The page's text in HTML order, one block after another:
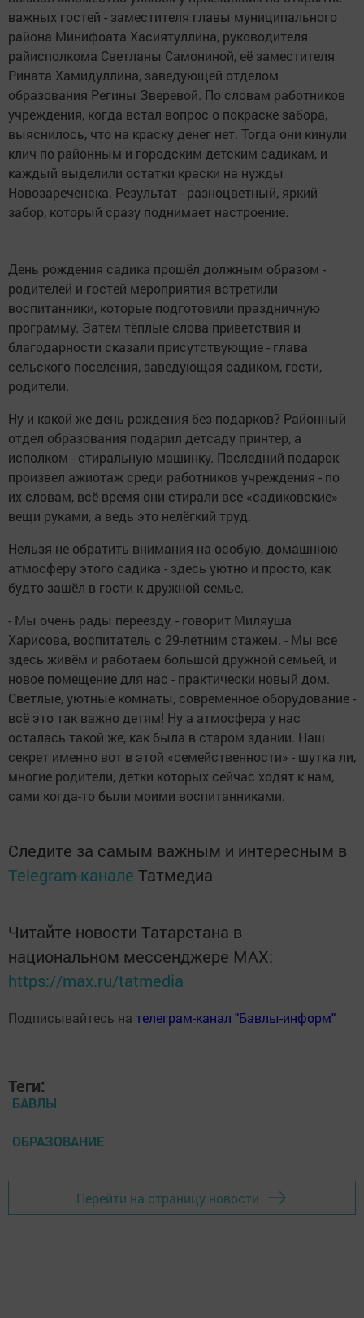
важных гостей - заместителя главы муниципального
района Минифоата Хасиятуллина, руководителя
райисполкома Светланы Самониной, её заместителя
Рината Хамидуллина, заведующей отделом
образования Регины Зверевой. По словам работников
учреждения, когда встал вопрос о покраске забора,
выяснилось, что на краску денег нет. Тогда они кинули
клич по районным и городским детским садикам, и
каждый выделили остатки краски на нужды
Новозареченска. Результат - разноцветный, яркий
забор, который сразу поднимает настроение.
День рождения садика прошёл должным образом -
родителей и гостей мероприятия встретили
воспитанники, которые подготовили праздничную
программу. Затем тёплые слова приветствия и
благодарности сказали присутствующие - глава
сельского поселения, заведующая садиком, гости,
родители.
Ну и какой же день рождения без подарков? Районный
отдел образования подарил детсаду принтер, а
исполком - стиральную машинку. Последний подарок
произвел ажиотаж среди работников учреждения - по
их словам, всё время они стирали все «садиковские»
вещи руками, а ведь это нелёгкий труд.
Нельзя не обратить внимания на особую, домашнюю
атмосферу этого садика - здесь уютно и просто, как
будто зашёл в гости к дружной семье.
- Мы очень рады переезду, - говорит Миляуша
Харисова, воспитатель с 29-летним стажем. - Мы все
здесь живём и работаем большой дружной семьей, и
новое помещение для нас - практически новый дом.
Светлые, уютные комнаты, современное оборудование -
всё это так важно детям! Ну а атмосфера у нас
осталась такой же, как была в старом здании. Наш
секрет именно вот в этой «семейственности» - шутка ли,
многие родители, детки которых сейчас ходят к нам,
сами когда-то были моими воспитанниками.
Следите за самым важным и интересным в
Telegram-канале Татмедиа
Читайте новости Татарстана в
национальном мессенджере MАХ:
https://max.ru/tatmedia
Подписывайтесь на телеграм-канал "Бавлы-информ"
Теги:
БАВЛЫ
ОБРАЗОВАНИЕ
Перейти на страницу новости